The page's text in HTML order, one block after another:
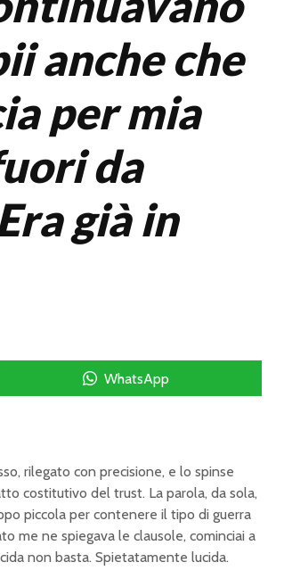
anche che
per mia
da
già in
WhatsApp
rilegato con precisione, e lo spinse
costitutivo del trust. La parola, da sola,
piccola per contenere il tipo di guerra
me ne spiegava le clausole, cominciai a
non basta. Spietatamente lucida.